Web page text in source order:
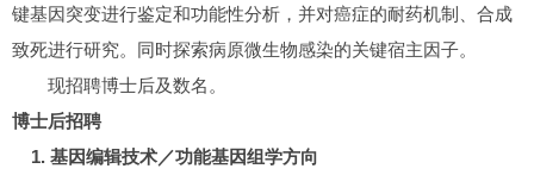
键基因突变进行鉴定和功能性分析，并对癌症的耐药机制、合成
致死进行研究。同时探索病原微生物感染的关键宿主因子。
现招聘博士后及数名。
博士后招聘
1. 基因编辑技术／功能基因组学方向